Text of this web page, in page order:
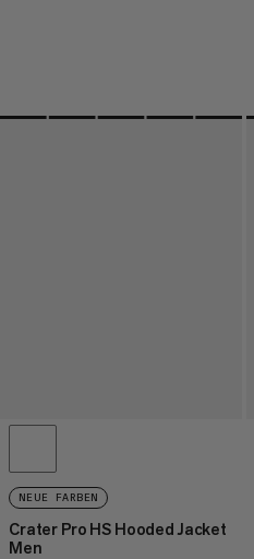
NEUE FARBEN
Crater Pro HS Hooded Jacket
Men